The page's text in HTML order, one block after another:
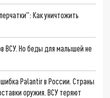
Как уничтожить
ВСУ. Но беды для малышей не
Palantir в России. Страны
оружия. ВСУ теряют